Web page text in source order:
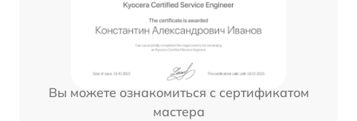
Вы можете ознакомиться с сертификатом
мастера